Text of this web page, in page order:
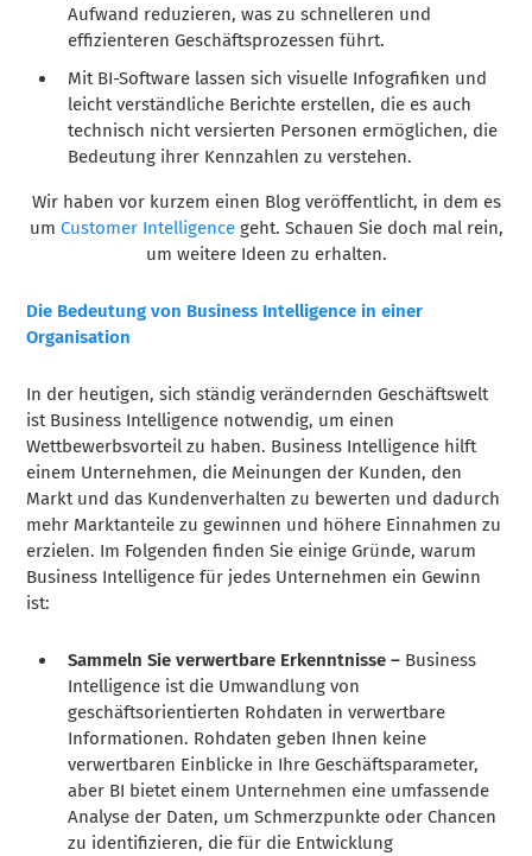
Aufwand reduzieren, was zu schnelleren und
effizienteren Geschäftsprozessen führt.
Mit BI-Software lassen sich visuelle Infografiken und
leicht verständliche Berichte erstellen, die es auch
technisch nicht versierten Personen ermöglichen, die
Bedeutung ihrer Kennzahlen zu verstehen.
Wir haben vor kurzem einen Blog veröffentlicht, in dem es
um Customer Intelligencegeht. Schauen Sie doch mal rein,
um weitere Ideen zu erhalten.
Die Bedeutung von Business Intelligence in einer
Organisation
In der heutigen, sich ständig verändernden Geschäftswelt
ist Business Intelligence notwendig, um einen
Wettbewerbsvorteil zu haben. Business Intelligence hilft
einem Unternehmen, die Meinungen der Kunden, den
Markt und das Kundenverhalten zu bewerten und dadurch
mehr Marktanteile zu gewinnen und höhere Einnahmen zu
erzielen. Im Folgenden finden Sie einige Gründe, warum
Business Intelligence für jedes Unternehmen ein Gewinn
ist:
Sammeln Sie verwertbare Erkenntnisse – Business
Intelligence ist die Umwandlung von
geschäftsorientierten Rohdaten in verwertbare
Informationen. Rohdaten geben Ihnen keine
verwertbaren Einblicke in Ihre Geschäftsparameter,
aber BI bietet einem Unternehmen eine umfassende
Analyse der Daten, um Schmerzpunkte oder Chancen
zu identifizieren, die für die Entwicklung